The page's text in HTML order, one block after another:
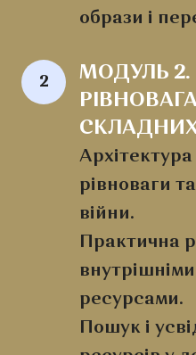
образи і
2
МОДУЛЬ 2.
рівноваги
війни.
Практична
ресурсами.
Пошук і